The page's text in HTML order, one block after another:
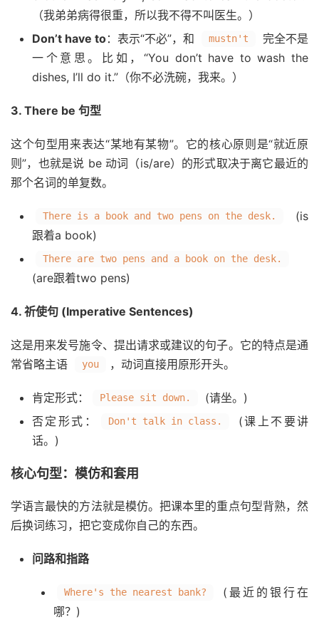
（我弟弟病得很重，所以我不得不叫医生。）
Don’t have to：表示“不必”，和 mustn't
完全不是
一个意思。比如，“You don’t have to wash the
dishes, I’ll do it.”（你不必洗碗，我来。）
3. There be 句型
这个句型用来表达“某地有某物”。它的核心原则是“就近原
则”，也就是说 be 动词（is/are）的形式取决于离它最近的
那个名词的单复数。
There is a book and two pens on the desk.
(is
跟着a book)
There are two pens and a book on the desk.
(are跟着two pens)
4. 祈使句 (Imperative Sentences)
这是用来发号施令、提出请求或建议的句子。它的特点是通
常省略主语
you ，动词直接用原形开头。
肯定形式： Please sit down.
(请坐。)
否定形式：
Don't talk in class.
(课上不要讲
话。)
核心句型：模仿和套用
学语言最快的方法就是模仿。把课本里的重点句型背熟，然
后换词练习，把它变成你自己的东西。
问路和指路
Where's the nearest bank?
(最近的银行在
哪？)